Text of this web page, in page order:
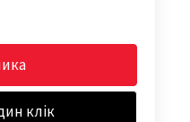
клік